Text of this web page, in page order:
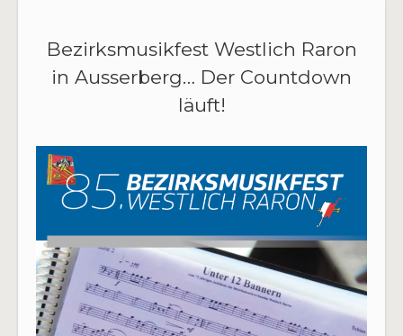
Bezirksmusikfest Westlich Raron
in Ausserberg… Der Countdown
läuft!